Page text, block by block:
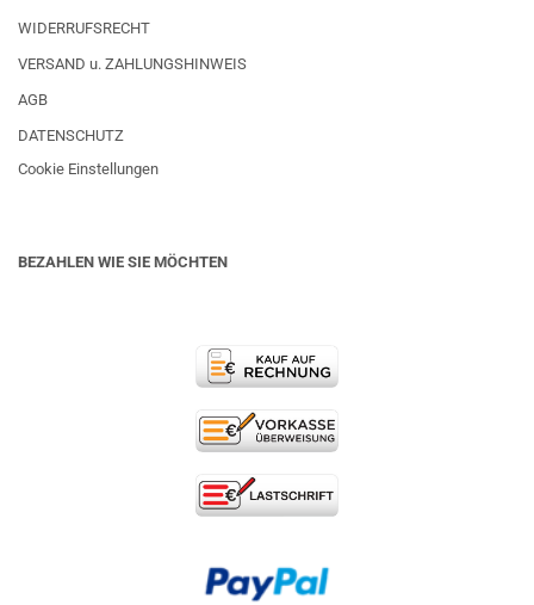
WIDERRUFSRECHT
VERSAND u. ZAHLUNGSHINWEIS
AGB
DATENSCHUTZ
Cookie Einstellungen
BEZAHLEN WIE SIE MÖCHTEN